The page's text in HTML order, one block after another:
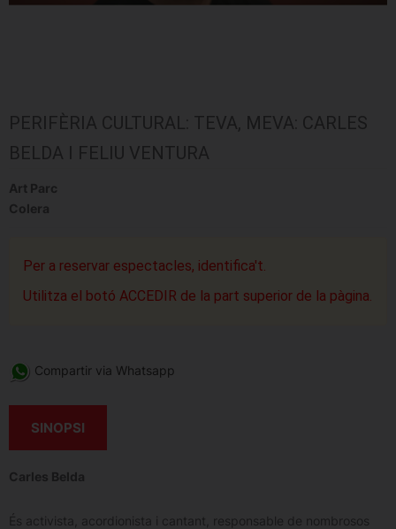
PERIFÈRIA CULTURAL: TEVA, MEVA: CARLES
BELDA I FELIU VENTURA
Art Parc
Colera
Per a reservar espectacles, identifica't.
Utilitza el botó ACCEDIR de la part superior de la pàgina.
Compartir via Whatsapp
SINOPSI
Carles Belda
És activista, acordionista i cantant, responsable de nombrosos